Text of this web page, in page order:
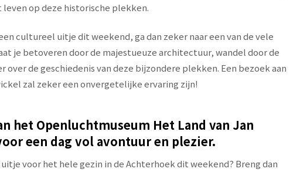
op deze historische plekken.
cultureel uitje dit weekend, ga dan zeker naar een van de vele
je betoveren door de majestueuze architectuur, wandel door de
de geschiedenis van deze bijzondere plekken. Een bezoek aan
zal zeker een onvergetelijke ervaring zijn!
het Openluchtmuseum Het Land van Jan
een dag vol avontuur en plezier.
voor het hele gezin in de Achterhoek dit weekend? Breng dan